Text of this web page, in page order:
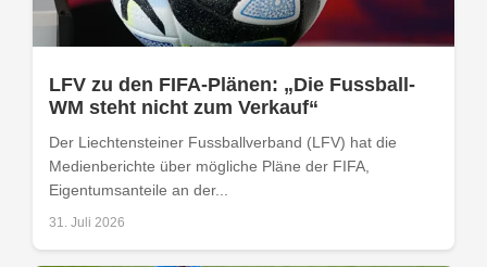
LFV zu den FIFA-Plänen: „Die Fussball-
WM steht nicht zum Verkauf“
Der Liechtensteiner Fussballverband (LFV) hat die
Medienberichte über mögliche Pläne der FIFA,
Eigentumsanteile an der...
31. Juli 2026